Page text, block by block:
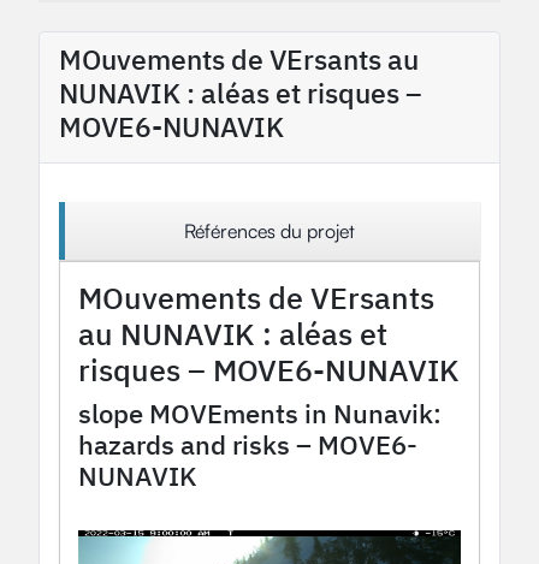
MOuvements de VErsants au
NUNAVIK : aléas et risques –
MOVE6-NUNAVIK
Références du projet
MOuvements de VErsants
au NUNAVIK : aléas et
risques – MOVE6-NUNAVIK
slope MOVEments in Nunavik:
hazards and risks – MOVE6-
NUNAVIK